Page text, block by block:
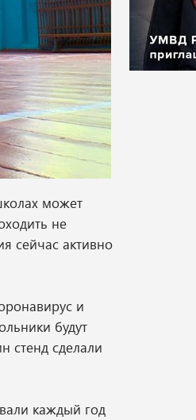
может
не
сейчас активно
и
будут
стенд сделали
каждый год